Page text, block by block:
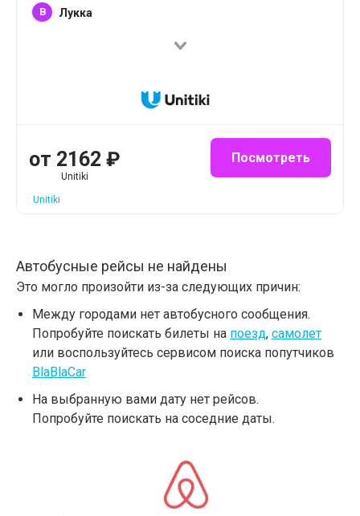
B Лукка
от 2162 ₽
Unitiki
Посмотреть
Unitiki
Автобусные рейсы не найдены
Это могло произойти из-за следующих причин:
Между городами нет автобусного сообщения.
Попробуйте поискать билеты на поезд, самолет
или воспользуйтесь сервисом поиска попутчиков
BlaBlaCar
На выбранную вами дату нет рейсов.
Попробуйте поискать на соседние даты.